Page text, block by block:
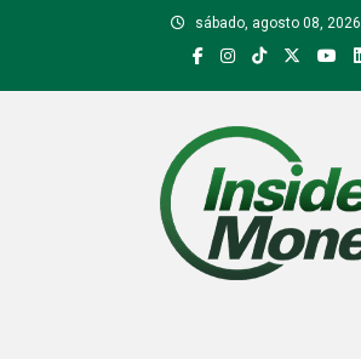
sábado, agosto 08, 2026